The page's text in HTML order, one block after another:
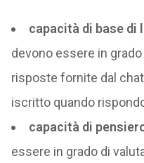
capacità di base
devono essere in
risposte fornite dal
iscritto quando
capacità di
essere in grado di